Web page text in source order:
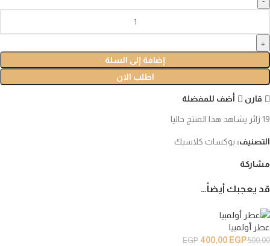
قد يعجبك أيضاً…
عطر أولمبيا
500,00
EGP 400,00 EGP
إضافة إلى السلة
اطلب الان
قارن أضف للمفضلة
19 زائر يشاهد هذا المنتج حاليا
التصنيف: بوكسات كلاسيك
مشاركة